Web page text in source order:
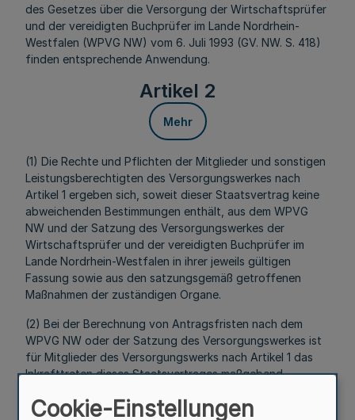
des Gesetzes über die Versorgung der Wirtschaftsprüfer
und der vereidigten Buchprüfer im Lande Nordrhein-
Westfalen (WPVG NW) vom 6. Juli 1993 (GV. NW. S. 418)
finden entsprechende Anwendung.
Artikel 2
Mehr
(1) Die Rechte und Pflichten der Mitglieder und sonstigen
Leistungsberechtigten des Versorgungswerkes nach
Artikel 1 ergeben sich, soweit dieser Staatsvertrag keine
abweichenden Bestimmungen enthält, aus dem WPVG
NW und der Satzung des Versorgungswerkes der
Wirtschaftsprüfer und der vereidigten Buchprüfer im
Lande Nordrhein-Westfalen in ihrer jeweils gültigen
Fassung sowie aus den satzungsgemäß getroffenen
Maßnahmen der zuständigen Organe.
(2) Bei der Berechnung von Antragsfristen nach dem
WPVG NW oder der Satzung des Versorgungswerkes ist
für Mitglieder des Versorgungswerks nach Artikel 1 das
Inkrafttreten dieses Staatsvertrages maßgebend.
Artikel 3
Cookie-Einstellungen